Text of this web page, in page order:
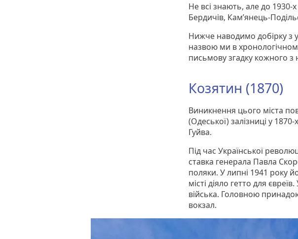
Не всі знають, але до 1930-
Бердичів, Камʼянець-
Нижче наводимо добірку з
назвою ми в
письмову згадку кожного з
Козятин (1870)
Виникнення цього міста
(Одеської) залізниці у
Гуйва.
Під час Української
ставка генерала Павла
поляки. У липні 1941 року
місті діяло гетто для
війська. Головною
вокзал.